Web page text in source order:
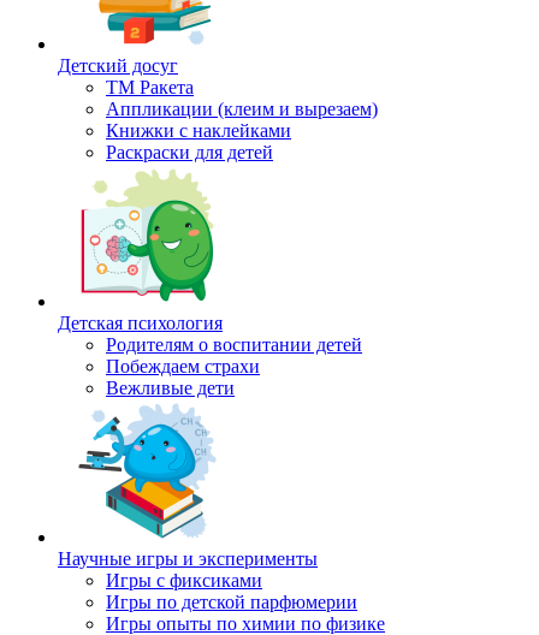
Детский досуг
ТМ Ракета
Аппликации (клеим и вырезаем)
Книжки с наклейками
Раскраски для детей
Детская психология
Родителям о воспитании детей
Побеждаем страхи
Вежливые дети
Научные игры и эксперименты
Игры с фиксиками
Игры по детской парфюмерии
Игры опыты по химии по физике